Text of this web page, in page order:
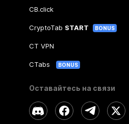
CB.click
CryptoTab START BONUS
CT VPN
CTabs BONUS
Оставайтесь на связи